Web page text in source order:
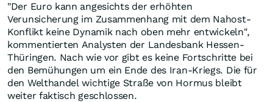
"Der Euro kann angesichts der erhöhten
Verunsicherung im Zusammenhang mit dem Nahost-
Konflikt keine Dynamik nach oben mehr entwickeln",
kommentierten Analysten der Landesbank Hessen-
Thüringen. Nach wie vor gibt es keine Fortschritte bei
den Bemühungen um ein Ende des Iran-Kriegs. Die für
den Welthandel wichtige Straße von Hormus bleibt
weiter faktisch geschlossen.